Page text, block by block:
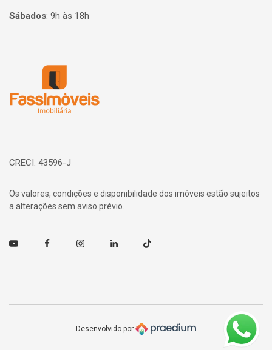
Sábados: 9h às 18h
CRECI: 43596-J
Os valores, condições e disponibilidade dos imóveis estão sujeitos
a alterações sem aviso prévio.
Youtube FacebookInstagramLinkedin TikTok
Desenvolvido por